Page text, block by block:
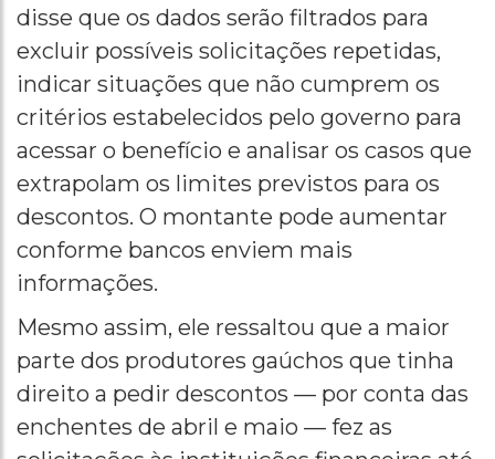
disse que os dados serão filtrados para
excluir possíveis solicitações repetidas,
indicar situações que não cumprem os
critérios estabelecidos pelo governo para
acessar o benefício e analisar os casos que
extrapolam os limites previstos para os
descontos. O montante pode aumentar
conforme bancos enviem mais
informações.
Mesmo assim, ele ressaltou que a maior
parte dos produtores gaúchos que tinha
direito a pedir descontos — por conta das
enchentes de abril e maio — fez as